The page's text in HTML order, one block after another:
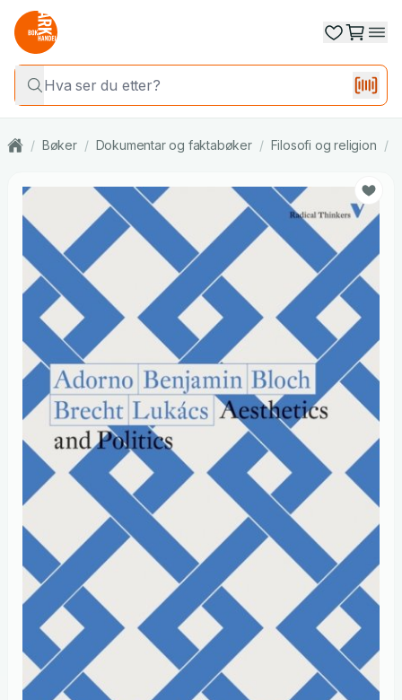
/ Bøker / Dokumentar og faktabøker / Filosofi og religion /